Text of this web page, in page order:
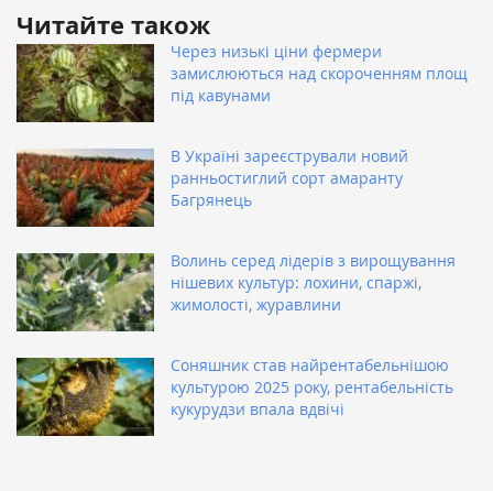
Читайте також
Через низькі ціни фермери
замислюються над скороченням площ
під кавунами
В Україні зареєстрували новий
ранньостиглий сорт амаранту
Багрянець
Волинь серед лідерів з вирощування
нішевих культур: лохини, спаржі,
жимолості, журавлини
Соняшник став найрентабельнішою
культурою 2025 року, рентабельність
кукурудзи впала вдвічі